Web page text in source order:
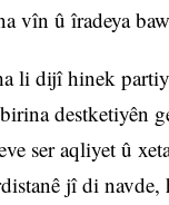
vîn û îradeya
li dijî hinek
destketiyên
ser aqliyet û
jî di